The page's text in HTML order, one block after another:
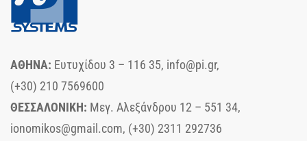
ΑΘΗΝΑ: Ευτυχίδου 3 – 116 35, info@pi.gr,
(+30) 210 7569600
ΘΕΣΣΑΛΟΝΙΚΗ: Μεγ. Αλεξάνδρου 12 – 551 34,
ionomikos@gmail.com, (+30) 2311 292736